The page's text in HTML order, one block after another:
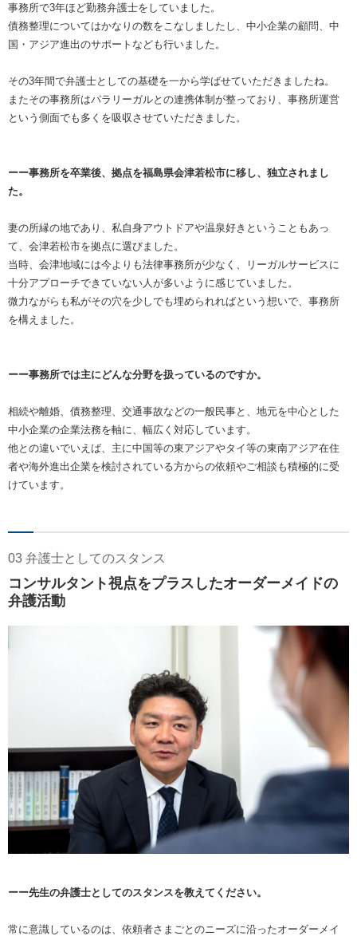
事務所で3年ほど勤務弁護士をしていました。
債務整理についてはかなりの数をこなしましたし、中小企業の顧問、中
国・アジア進出のサポートなども行いました。
その3年間で弁護士としての基礎を一から学ばせていただきましたね。
またその事務所はパラリーガルとの連携体制が整っており、事務所運営
という側面でも多くを吸収させていただきました。
ーー事務所を卒業後、拠点を福島県会津若松市に移し、独立されまし
た。
妻の所縁の地であり、私自身アウトドアや温泉好きということもあっ
て、会津若松市を拠点に選びました。
当時、会津地域には今よりも法律事務所が少なく、リーガルサービスに
十分アプローチできていない人が多いように感じていました。
微力ながらも私がその穴を少しでも埋められればという想いで、事務所
を構えました。
ーー事務所では主にどんな分野を扱っているのですか。
相続や離婚、債務整理、交通事故などの一般民事と、地元を中心とした
中小企業の企業法務を軸に、幅広く対応しています。
他との違いでいえば、主に中国等の東アジアやタイ等の東南アジア在住
者や海外進出企業を検討されている方からの依頼やご相談も積極的に受
けています。
03 弁護士としてのスタンス
コンサルタント視点をプラスしたオーダーメイドの
弁護活動
ーー先生の弁護士としてのスタンスを教えてください。
常に意識しているのは、依頼者さまごとのニーズに沿ったオーダーメイ